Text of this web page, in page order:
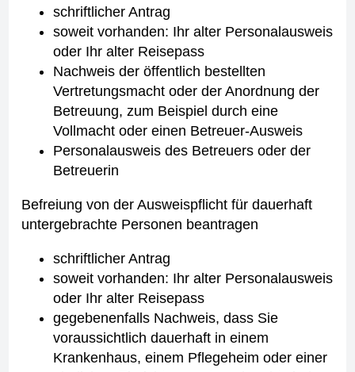
schriftlicher Antrag
soweit vorhanden: Ihr alter Personalausweis
oder Ihr alter Reisepass
Nachweis der öffentlich bestellten
Vertretungsmacht oder der Anordnung der
Betreuung, zum Beispiel durch eine
Vollmacht oder einen Betreuer-Ausweis
Personalausweis des Betreuers oder der
Betreuerin
Befreiung von der Ausweispflicht für dauerhaft
untergebrachte Personen beantragen
schriftlicher Antrag
soweit vorhanden: Ihr alter Personalausweis
oder Ihr alter Reisepass
gegebenenfalls Nachweis, dass Sie
voraussichtlich dauerhaft in einem
Krankenhaus, einem Pflegeheim oder einer